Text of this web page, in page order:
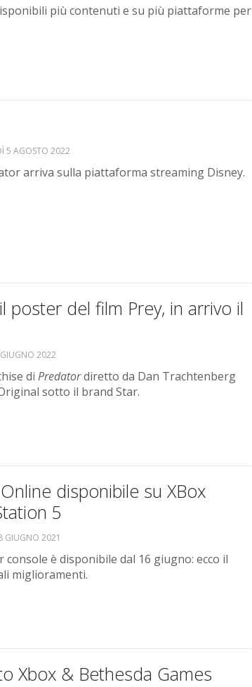
più contenuti e su più piattaforme per
5 AGOSTO 2022
arriva sulla piattaforma streaming Disney.
poster del film Prey, in arrivo il
2022
di Predatordiretto da Dan Trachtenberg
sotto il brand Star.
disponibile su XBox
5
GIUGNO 2021
è disponibile dal 16 giugno: ecco il
miglioramenti.
Xbox & Bethesda Games